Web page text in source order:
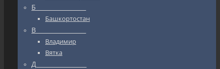
Б_________________
Башкортостан
В_________________
Владимир
Вятка
Д_________________